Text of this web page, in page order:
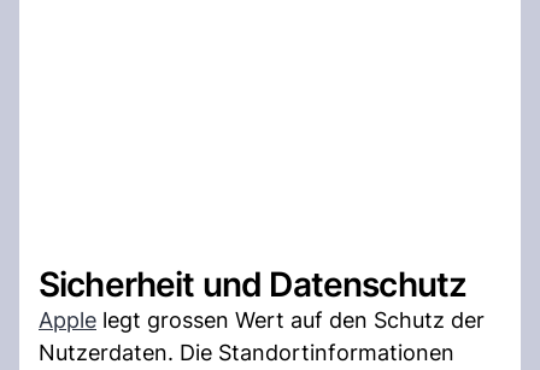
Sicherheit und Datenschutz
Apple legt grossen Wert auf den Schutz der
Nutzerdaten. Die Standortinformationen